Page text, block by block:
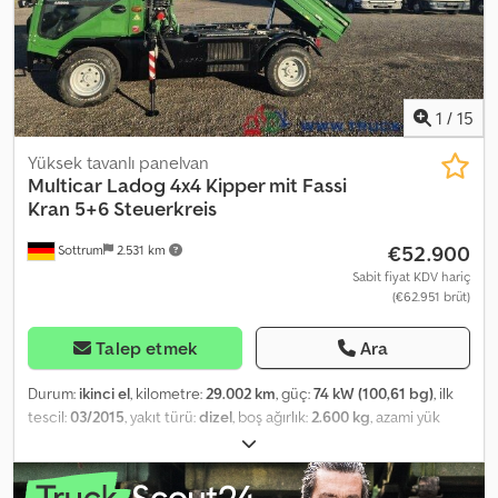
system), power take-off, automatic transmission, differential lock,
high beam headlights, work lights, rotating beacon, leaf
suspension, winter service equipment, green environmental
badge Body: 3-way tipper body, Schmidt Stratos mounted
spreader and snow plough. Operating hours: 5,525h.
Codpfxovhlamj Abneha Hydrostatic drive, incl. winter accessories
approx. EUR 30,000.00. ACCESSORY DETAILS WITHOUT
GUARANTEE, subject to changes, prior sale, and errors!
1 / 15
Sottrum 2.531 km
Yüksek tavanlı panelvan
Multicar Ladog 4x4 Kipper mit Fassi
Kran 5+6 Steuerkreis
€52.900
Sabit fiyat KDV hariç
(€62.951 brüt)
Talep etmek Ara
Durum: ikinci el, kilometre:29.002 km, güç:74 kW (100,61 bg), ilk
tescil:03/2015, yakıt türü:dizel, boş ağırlık:2.600 kg, azami yük
5.000 kg
4x4, dingil mesafesi:2.500 mm, frenler:diğer, renk:yeşil, şoför
kabini:
diğer , vites türü:otomatik, emisyon sınıfı:Euro 5 , koltuk